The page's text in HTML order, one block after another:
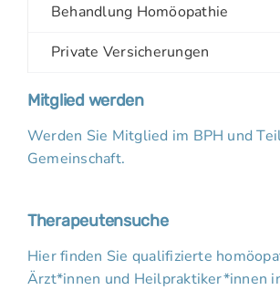
Behandlung Homöopathie
Private Versicherungen
Mitglied werden
Werden Sie Mitglied im BPH und
Gemeinschaft.
Therapeutensuche
Hier finden Sie qualifizierte
Ärzt*innen und Heilpraktiker*innen